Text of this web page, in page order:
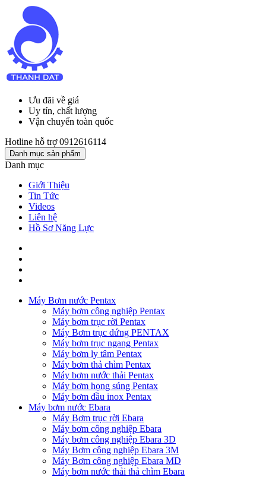
Ưu đãi về giá
Uy tín, chất lượng
Vận chuyển toàn quốc
Hotline hỗ trợ 0912616114
Danh mục sản phẩm
Danh mục
Giới Thiệu
Tin Tức
Videos
Liên hệ
Hồ Sơ Năng Lực
Máy Bơm nước Pentax
Máy bơm công nghiệp Pentax
Máy bơm trục rời Pentax
Máy Bơm trục đứng PENTAX
Máy bơm trục ngang Pentax
Máy bơm ly tâm Pentax
Máy bơm thả chìm Pentax
Máy bơm nước thải Pentax
Máy bơm họng súng Pentax
Máy bơm đầu inox Pentax
Máy bơm nước Ebara
Máy Bơm trục rời Ebara
Máy bơm công nghiệp Ebara
Máy bơm công nghiệp Ebara 3D
Máy Bơm công nghiệp Ebara 3M
Máy Bơm công nghiệp Ebara MD
Máy bơm nước thải thả chìm Ebara